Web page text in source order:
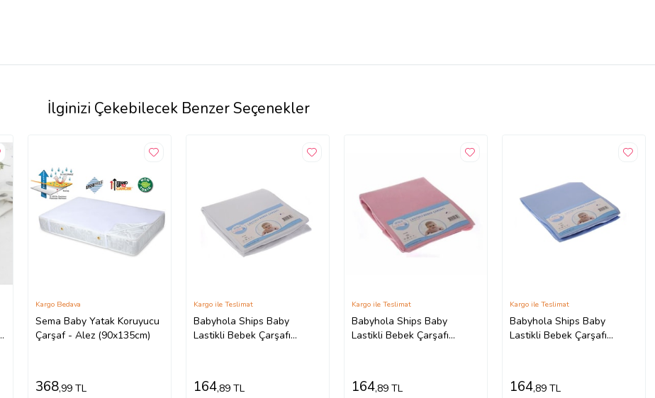
İlginizi Çekebilecek Benzer Seçenekler
Sema Baby Yatak Koruyucu
Çarşaf - Alez (90x135cm)
Kargo Bedava
368,99 TL
Babyhola Ships Baby
Lastikli Bebek Çarşafı
Kargo ile Teslimat
164,89 TL
Babyhola Ships Baby
Lastikli Bebek Çarşafı
Kargo ile Teslimat
164,89 TL
Babyhola Ships Baby
Lastikli Bebek Çarşafı
Kargo ile Teslimat
164,89 TL